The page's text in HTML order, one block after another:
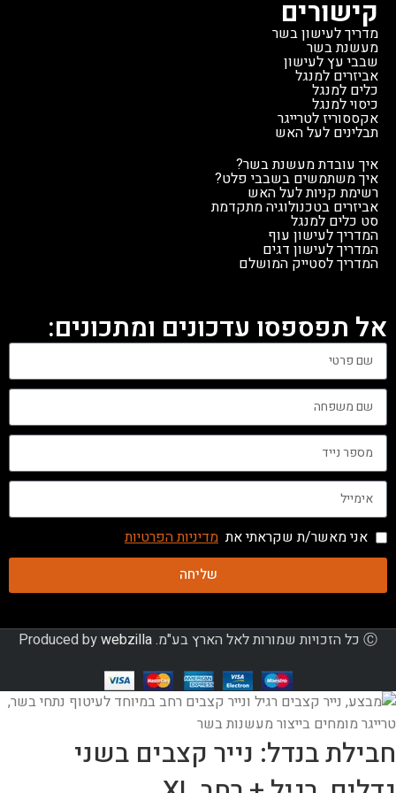
בו-זמנית את הסטייק, העוף, הדג
וירקות על הגריל - לעל אחד
פרוב נפרד המבטיח שכל מנה
תהיה מושלמת, ובאמצעות חיבור
ה-Wi-Fi תוכלו לעקוב אחר
הבישול מהסמארטפון גם כשאתם
בדרך. הטכנולוגיה המתקדמת של
MEATER Pro XL תהפוך כל
ארוחה לחוויה מיוחדת, והאורחים
שלך ישאלו מהו הסוד לבישול כה
מושלם.
קישורים
מדריך לעישון בשר
מעשנת בשר
שבבי עץ לעישון
אביזרים למנגל
כלים למנגל
כיסוי למנגל
אקססוריז לטרייגר
תבלינים לעל האש
איך עובדת מעשנת בשר?
איך משתמשים בשבבי פלט?
רשימת קניות לעל האש
אביזרים בטכנולוגיה מתקדמת
סט כלים למנגל
המדריך לעישון עוף
המדריך לעישון דגים
המדריך לסטייק המושלם
אל תפספסו עדכונים ומתכונים:
אני מאשר/ת שקראתי את מדיניות הפרטיות
שליחה
Ⓒ כל הזכויות שמורות לאל הארץ בע"מ. Produced by webzilla
חבילת בנדל: נייר קצבים בשני